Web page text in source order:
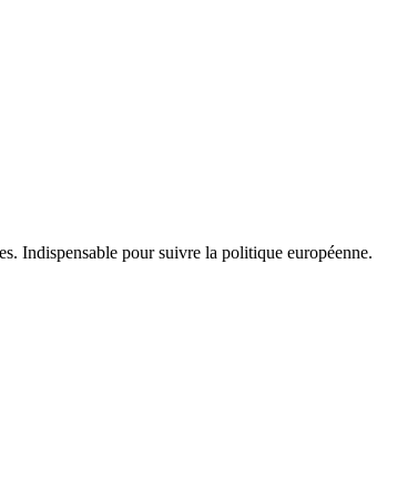
Indispensable pour suivre la politique européenne.